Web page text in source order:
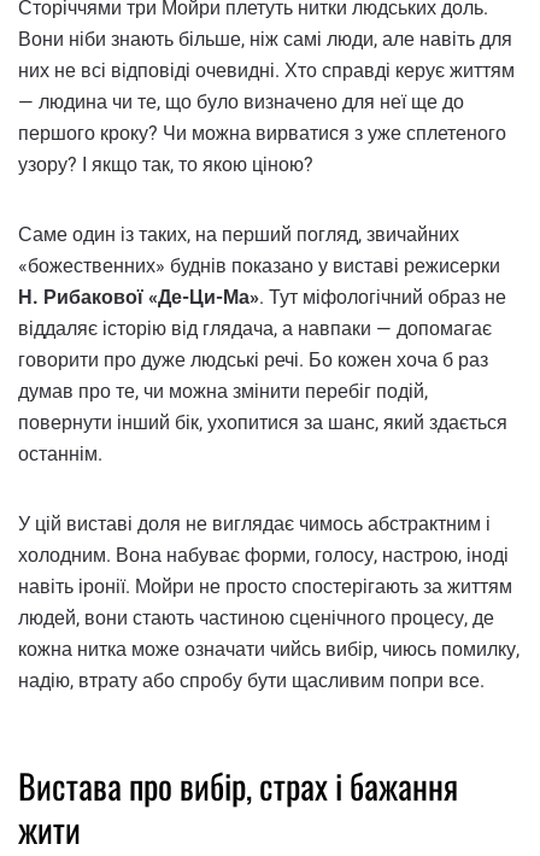
Сторіччями три Мойри плетуть нитки людських доль.
Вони ніби знають більше, ніж самі люди, але навіть для
них не всі відповіді очевидні. Хто справді керує життям
— людина чи те, що було визначено для неї ще до
першого кроку? Чи можна вирватися з уже сплетеного
узору? І якщо так, то якою ціною?
Саме один із таких, на перший погляд, звичайних
«божественних» буднів показано у виставі режисерки
Н. Рибакової «Де-Ци-Ма». Тут міфологічний образ не
віддаляє історію від глядача, а навпаки — допомагає
говорити про дуже людські речі. Бо кожен хоча б раз
думав про те, чи можна змінити перебіг подій,
повернути інший бік, ухопитися за шанс, який здається
останнім.
У цій виставі доля не виглядає чимось абстрактним і
холодним. Вона набуває форми, голосу, настрою, іноді
навіть іронії. Мойри не просто спостерігають за життям
людей, вони стають частиною сценічного процесу, де
кожна нитка може означати чийсь вибір, чиюсь помилку,
надію, втрату або спробу бути щасливим попри все.
Вистава про вибір, страх і бажання
жити